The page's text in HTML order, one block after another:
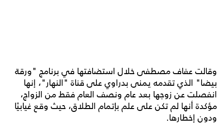
وقالت عفاف مصطفى خلال استضافتها في برنامج "ورقة
بيضا" الذي تقدمه يمنى بدراوي على قناة "النهار"، إنها
انفصلت عن زوجها بعد عام ونصف العام فقط من الزواج،
مؤكدة أنها لم تكن على علم بإتمام الطلاق، حيث وقع غيابيًا
ودون إخطارها.